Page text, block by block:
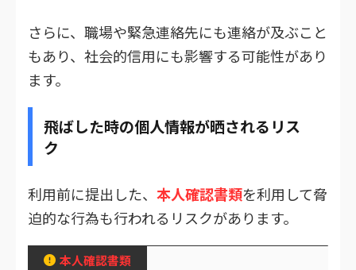
さらに、職場や緊急連絡先にも連絡が及ぶこと
もあり、社会的信用にも影響する可能性があり
ます。
飛ばした時の個人情報が晒されるリス
ク
利用前に提出した、 本人確認書類を利用して脅
迫的な行為も行われるリスクがあります。
本人確認書類